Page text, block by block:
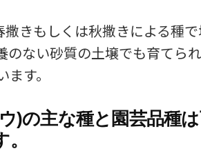
きもしくは秋撒きによる種
のない砂質の土壌でも育てら
す。
)の主な種と園芸品種